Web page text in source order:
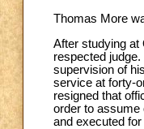
Thomas More
After studying at
respected
supervision of
service at forty-
resigned that
order to assume
and executed